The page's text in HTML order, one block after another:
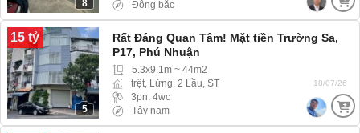
8
Đông bắc
15 tỷ
5
Rất Đáng Quan Tâm! Mặt tiền Trường Sa,
P17, Phú Nhuận
5.3x9.1m ~ 44m2
trệt, Lửng, 2 Lầu, ST
3pn, 4wc
Tây nam
18/07/26